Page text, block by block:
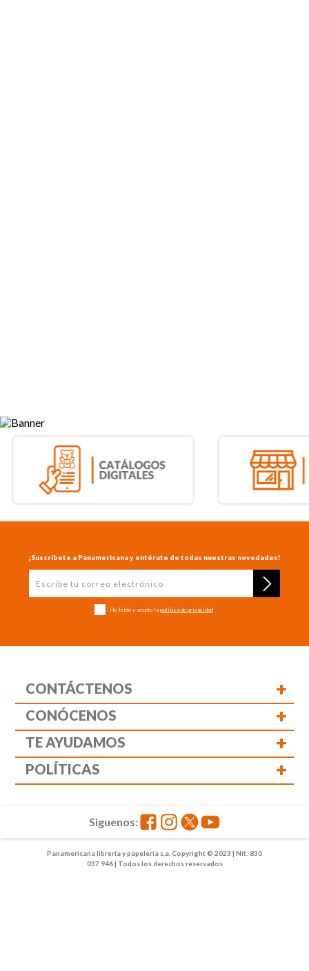
¡Suscríbete a Panamericana y entérate de todas nuestras novedades!
He leído y acepto la política de privacidad
CONTÁCTENOS +
CONÓCENOS +
TE AYUDAMOS +
POLÍTICAS +
Panamericana librería y papelería s.a. Copyright © 2023 | Nit: 830
037 946 | Todos los derechos reservados
Siguenos: